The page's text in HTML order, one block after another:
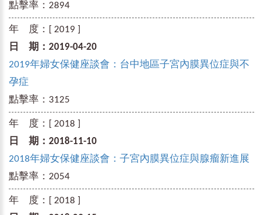
點擊率： 2894
年 度： [ 2019 ]
日 期： 2019-04-20
2019年婦女保健座談會：台中地區子宮內膜異位症與不
孕症
點擊率： 3125
年 度： [ 2018 ]
日 期： 2018-11-10
2018年婦女保健座談會：子宮內膜異位症與腺瘤新進展
點擊率： 2054
年 度： [ 2018 ]